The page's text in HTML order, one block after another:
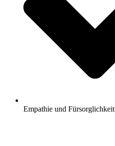
Empathie und Fürsorglichkeit